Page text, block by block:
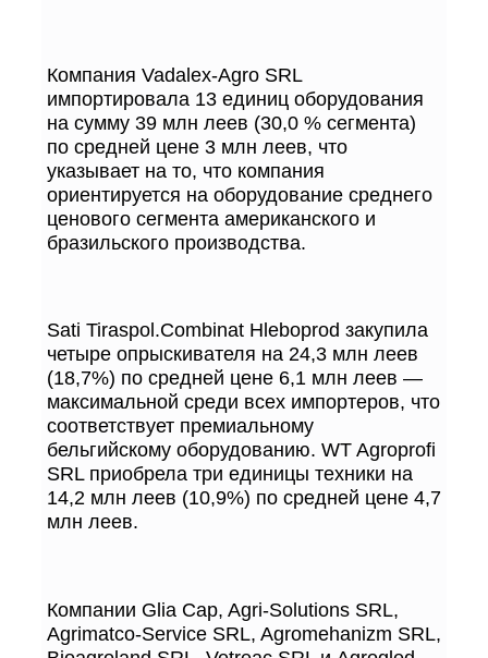
Компания Vadalex-Agro SRL
импортировала 13 единиц оборудования
на сумму 39 млн леев (30,0 % сегмента)
по средней цене 3 млн леев, что
указывает на то, что компания
ориентируется на оборудование среднего
ценового сегмента американского и
бразильского производства.
Sati Tiraspol.Combinat Hleboprod закупила
четыре опрыскивателя на 24,3 млн леев
(18,7%) по средней цене 6,1 млн леев —
максимальной среди всех импортеров, что
соответствует премиальному
бельгийскому оборудованию. WT Agroprofi
SRL приобрела три единицы техники на
14,2 млн леев (10,9%) по средней цене 4,7
млн леев.
Компании Glia Cap, Agri-Solutions SRL,
Agrimatco-Service SRL, Agromehanizm SRL,